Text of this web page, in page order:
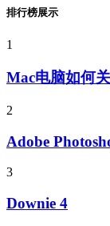
排行榜展示
1
Mac电脑如何
2
Adobe
3
Downie 4